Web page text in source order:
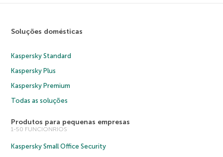
Soluções domésticas
Kaspersky Standard
Kaspersky Plus
Kaspersky Premium
Todas as soluções
Produtos para pequenas empresas
1-50 FUNCIONRIOS
Kaspersky Small Office Security